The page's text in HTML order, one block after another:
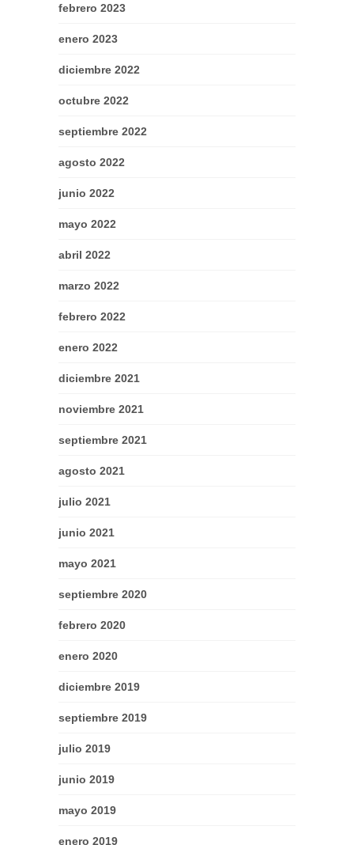
febrero 2023
enero 2023
diciembre 2022
octubre 2022
septiembre 2022
agosto 2022
junio 2022
mayo 2022
abril 2022
marzo 2022
febrero 2022
enero 2022
diciembre 2021
noviembre 2021
septiembre 2021
agosto 2021
julio 2021
junio 2021
mayo 2021
septiembre 2020
febrero 2020
enero 2020
diciembre 2019
septiembre 2019
julio 2019
junio 2019
mayo 2019
enero 2019